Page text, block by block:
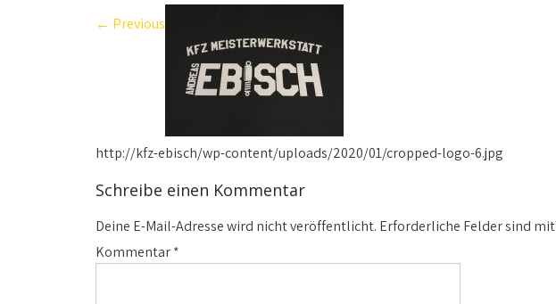
← Previous
http://kfz-ebisch/wp-content/uploads/2020/01/cropped-logo-6.jpg
Schreibe einen Kommentar
Deine E-Mail-Adresse wird nicht veröffentlicht. Erforderliche Felder sind mit
Kommentar*